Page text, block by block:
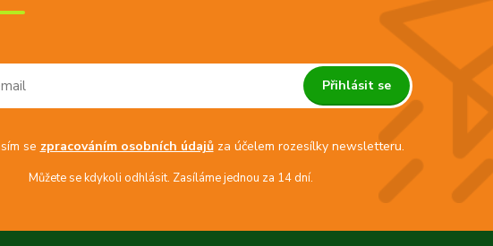
Přihlásit se
se zpracováním osobních údajůza účelem rozesílky newsletteru.
Můžete se kdykoli odhlásit. Zasíláme jednou za 14 dní.